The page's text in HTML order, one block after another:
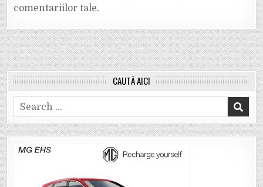
comentariilor tale.
CAUTĂ AICI
Search
for: